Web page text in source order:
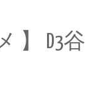
】 D3谷